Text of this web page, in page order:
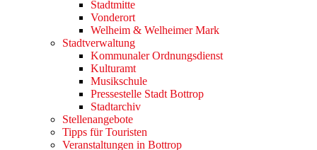
Stadtmitte
Vonderort
Welheim & Welheimer Mark
Stadtverwaltung
Kommunaler Ordnungsdienst
Kulturamt
Musikschule
Pressestelle Stadt Bottrop
Stadtarchiv
Stellenangebote
Tipps für Touristen
Veranstaltungen in Bottrop